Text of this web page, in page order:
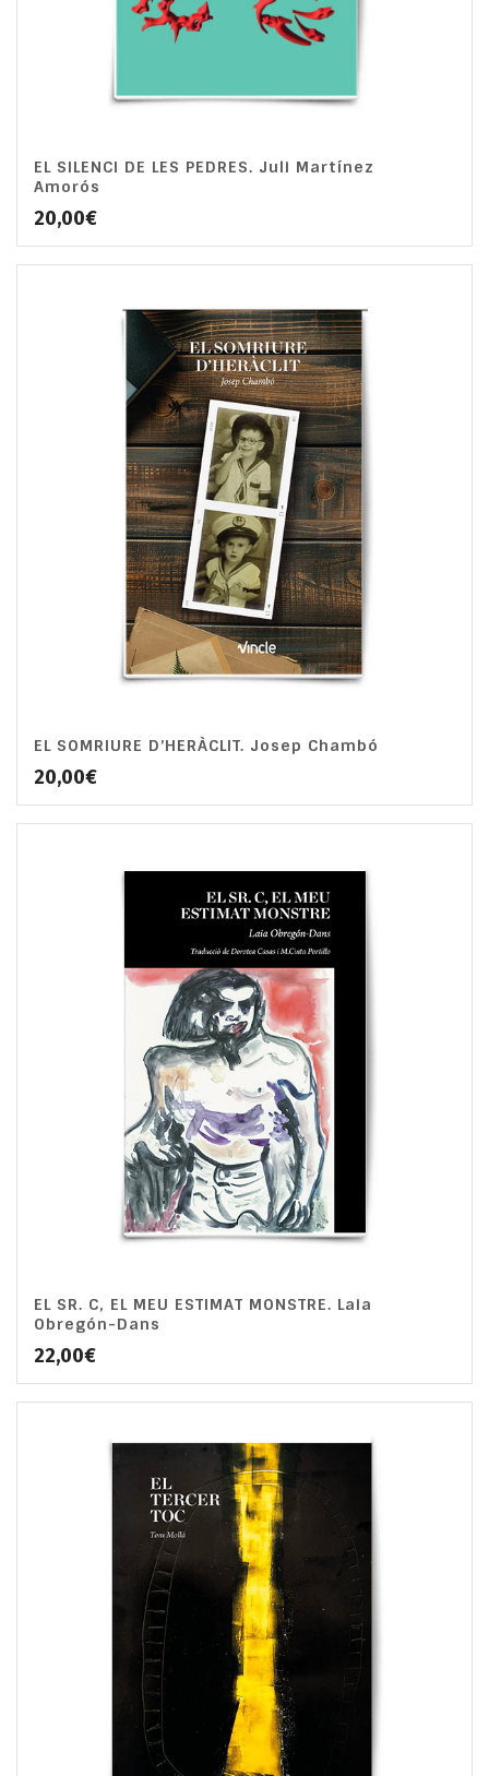
EL SILENCI DE LES PEDRES. Juli Martínez
Amorós
20,00€
EL SOMRIURE D’HERÀCLIT. Josep Chambó
20,00€
EL SR. C, EL MEU ESTIMAT MONSTRE. Laia
Obregón-Dans
22,00€